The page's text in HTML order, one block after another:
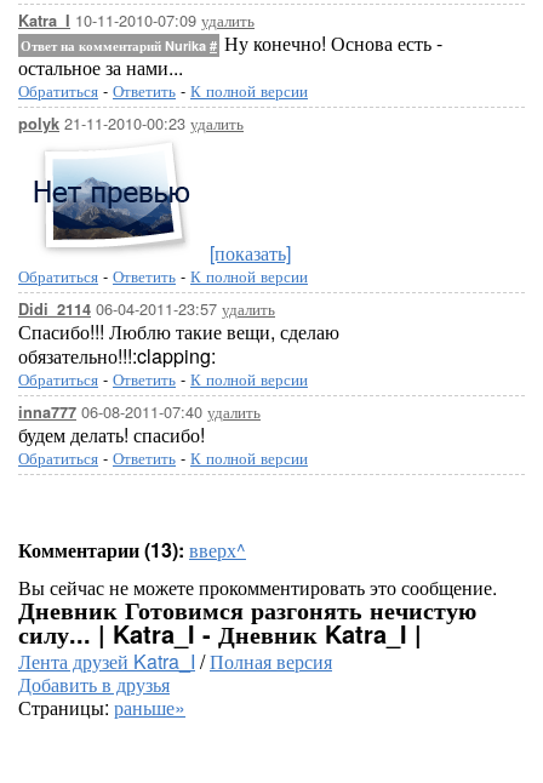
Katra_I 10-11-2010-07:09 удалить
Ответ на комментарий Nurika # Ну конечно! Основа есть -
остальное за нами...
Обратиться - Ответить - К полной версии
polyk 21-11-2010-00:23 удалить
[показать]
Обратиться - Ответить - К полной версии
Didi_2114 06-04-2011-23:57 удалить
Спасибо!!! Люблю такие вещи, сделаю
обязательно!!!:clapping:
Обратиться - Ответить - К полной версии
inna777 06-08-2011-07:40 удалить
будем делать! спасибо!
Обратиться - Ответить - К полной версии
Комментарии (13): вверх^
Вы сейчас не можете прокомментировать это сообщение.
Дневник Готовимся разгонять нечистую
силу... | Katra_I - Дневник Katra_I |
Лента друзей Katra_I /Полная версия
Добавить в друзья
Страницы: раньше»